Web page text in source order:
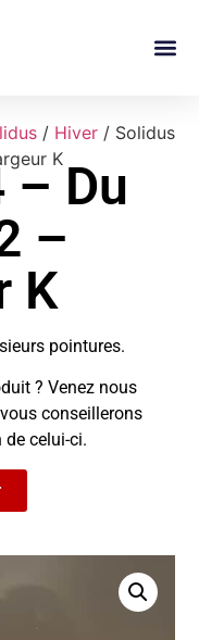
/ Hiver / Solidus
K
– Du
–
K
pointures.
? Venez nous
conseillerons
de celui-ci.